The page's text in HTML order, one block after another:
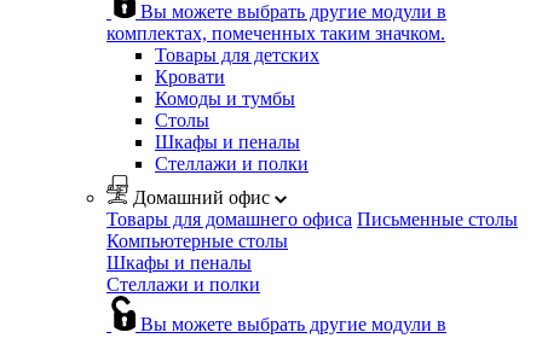
Вы можете выбрать другие модули в
комплектах, помеченных таким значком.
Товары для детских
Кровати
Комоды и тумбы
Столы
Шкафы и пеналы
Стеллажи и полки
Домашний офис
Товары для домашнего офиса Письменные столы
Компьютерные столы
Шкафы и пеналы
Стеллажи и полки
Вы можете выбрать другие модули в